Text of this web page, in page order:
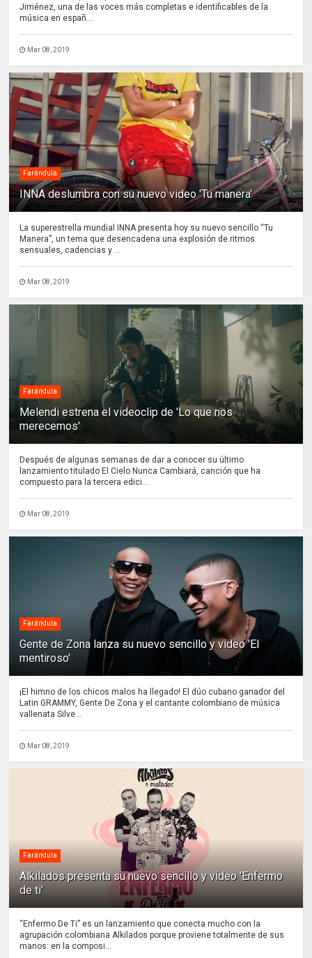
Jiménez, una de las voces más completas e identificables de la
música en españ...
Mar 08, 2019
Farándula
INNA deslumbra con su nuevo video 'Tu manera'
La superestrella mundial INNA presenta hoy su nuevo sencillo “Tu
Manera”, un tema que desencadena una explosión de ritmos
sensuales, cadencias y ...
Mar 08, 2019
Farándula
Melendi estrena el videoclip de 'Lo que nos
merecemos'
Después de algunas semanas de dar a conocer su último
lanzamiento titulado El Cielo Nunca Cambiará, canción que ha
compuesto para la tercera edici...
Mar 08, 2019
Farándula
Gente de Zona lanza su nuevo sencillo y video 'El
mentiroso'
¡El himno de los chicos malos ha llegado! El dúo cubano ganador del
Latin GRAMMY, Gente De Zona y el cantante colombiano de música
vallenata Silve...
Mar 08, 2019
Farándula
Alkilados presenta su nuevo sencillo y video 'Enfermo
de ti'
“Enfermo De Ti” es un lanzamiento que conecta mucho con la
agrupación colombiana Alkilados porque proviene totalmente de sus
manos: en la composi...